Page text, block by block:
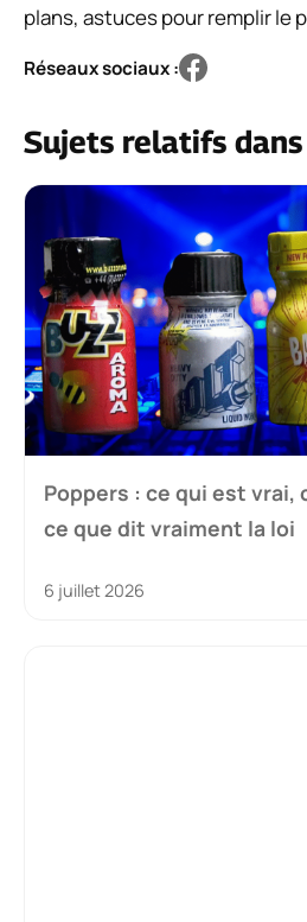
plans, astuces pour remplir le
Réseaux sociaux :
Sujets relatifs dans
Poppers : ce qui est vrai,
ce que dit vraiment la loi
6 juillet 2026